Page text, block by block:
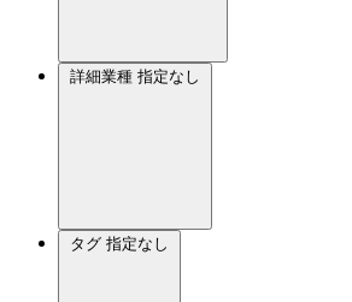
詳細業種 指定なし
タグ 指定なし